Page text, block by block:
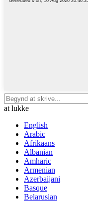
at lukke
English
Arabic
Afrikaans
Albanian
Amharic
Armenian
Azerbaijani
Basque
Belarusian